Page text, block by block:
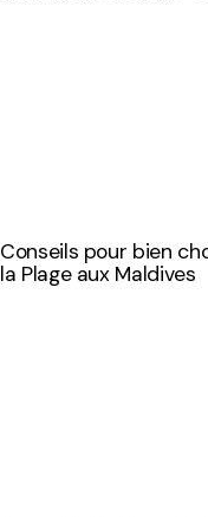
Conseils pour bien
la Plage aux Maldives